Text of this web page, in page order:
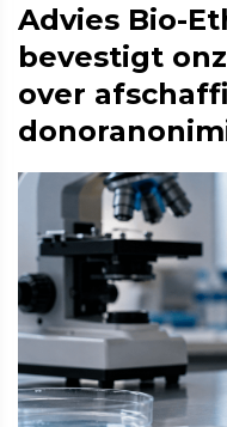
Advies Bio-
bevestigt
over